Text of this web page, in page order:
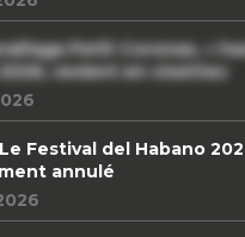
Petit Coronas, «
2026, revient en civettes
Le Festival del Habano
annulé